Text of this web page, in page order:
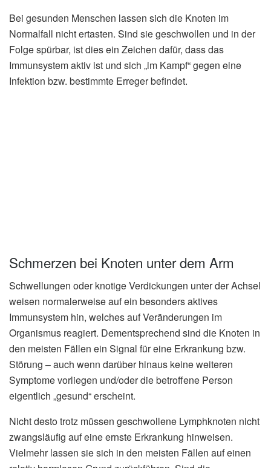
Bei gesunden Menschen lassen sich die Knoten im
Normalfall nicht ertasten. Sind sie geschwollen und in der
Folge spürbar, ist dies ein Zeichen dafür, dass das
Immunsystem aktiv ist und sich „im Kampf“ gegen eine
Infektion bzw. bestimmte Erreger befindet.
Schmerzen bei Knoten unter dem Arm
Schwellungen oder knotige Verdickungen unter der Achsel
weisen normalerweise auf ein besonders aktives
Immunsystem hin, welches auf Veränderungen im
Organismus reagiert. Dementsprechend sind die Knoten in
den meisten Fällen ein Signal für eine Erkrankung bzw.
Störung – auch wenn darüber hinaus keine weiteren
Symptome vorliegen und/oder die betroffene Person
eigentlich „gesund“ erscheint.
Nicht desto trotz müssen geschwollene Lymphknoten nicht
zwangsläufig auf eine ernste Erkrankung hinweisen.
Vielmehr lassen sie sich in den meisten Fällen auf einen